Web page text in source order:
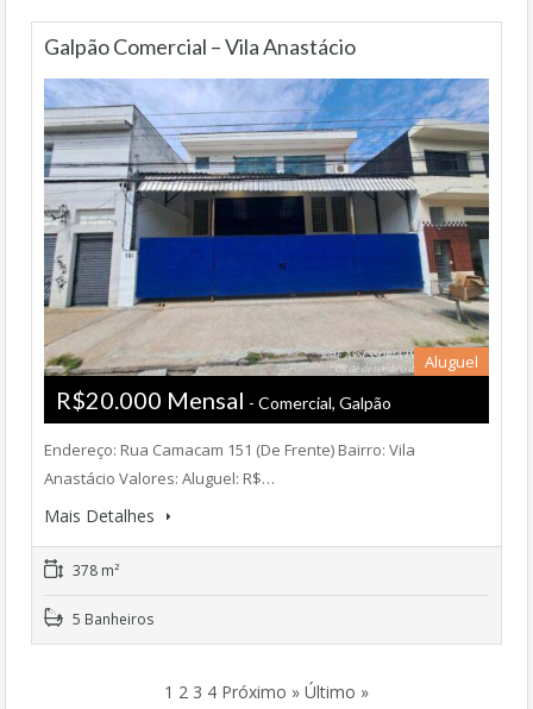
Galpão Comercial – Vila Anastácio
Aluguel
R$20.000 Mensal - Comercial, Galpão
Endereço: Rua Camacam 151 (De Frente) Bairro: Vila
Anastácio Valores: Aluguel: R$…
Mais Detalhes
378 m²
5 Banheiros
1 2 3 4 Próximo » Último »